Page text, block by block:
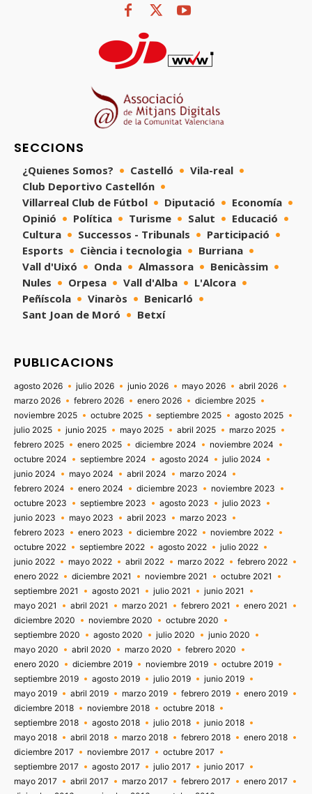
SECCIONS
¿Quienes Somos? Castelló
Vila-real
Club Deportivo Castellón
Villarreal Club de Fútbol
Diputació
Economía
Opinió
Política Turisme Salut
Educació
Cultura
Successos - Tribunals
Participació
Esports
Ciència i tecnologia
Burriana
Vall d'Uixó
Onda Almassora
Benicàssim
Nules
Orpesa Vall d'Alba
L'Alcora
Peñíscola
Vinaròs
Benicarló
Sant Joan de Moró
Betxí
PUBLICACIONS
agosto 2026 julio 2026 junio 2026 mayo 2026
abril 2026
marzo 2026
febrero 2026 enero 2026
diciembre 2025
noviembre 2025
octubre 2025 septiembre 2025
agosto 2025
julio 2025
junio 2025 mayo 2025 abril 2025
marzo 2025
febrero 2025
enero 2025 diciembre 2024
noviembre 2024
octubre 2024
septiembre 2024 agosto 2024
julio 2024
junio 2024
mayo 2024 abril 2024
marzo 2024
febrero 2024
enero 2024 diciembre 2023
noviembre 2023
octubre 2023
septiembre 2023 agosto 2023
julio 2023
junio 2023
mayo 2023 abril 2023
marzo 2023
febrero 2023
enero 2023 diciembre 2022
noviembre 2022
octubre 2022
septiembre 2022 agosto 2022
julio 2022
junio 2022
mayo 2022 abril 2022 marzo 2022
febrero 2022
enero 2022
diciembre 2021 noviembre 2021
octubre 2021
septiembre 2021
agosto 2021 julio 2021
junio 2021
mayo 2021
abril 2021 marzo 2021 febrero 2021
enero 2021
diciembre 2020
noviembre 2020
octubre 2020
septiembre 2020
agosto 2020 julio 2020
junio 2020
mayo 2020
abril 2020 marzo 2020
febrero 2020
enero 2020
diciembre 2019 noviembre 2019
octubre 2019
septiembre 2019
agosto 2019 julio 2019
junio 2019
mayo 2019
abril 2019 marzo 2019 febrero 2019
enero 2019
diciembre 2018
noviembre 2018
octubre 2018
septiembre 2018
agosto 2018 julio 2018
junio 2018
mayo 2018
abril 2018 marzo 2018 febrero 2018
enero 2018
diciembre 2017
noviembre 2017
octubre 2017
septiembre 2017
agosto 2017 julio 2017
junio 2017
mayo 2017
abril 2017 marzo 2017 febrero 2017
enero 2017